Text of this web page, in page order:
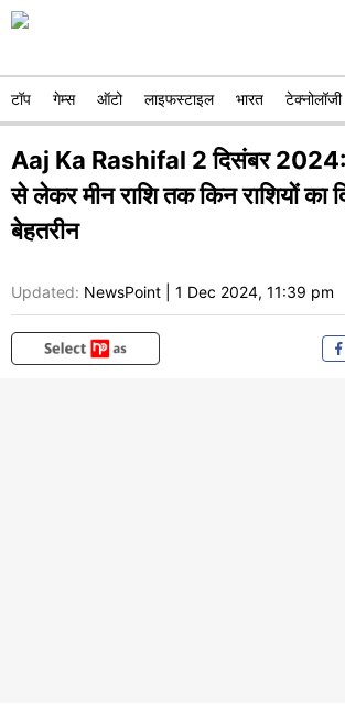
टॉप गेम्स ऑटो लाइफस्टाइल भारत टेक्नोलॉजी
Aaj Ka Rashifal 2 दिसंबर 2024:
से लेकर मीन राशि तक किन राशियों का
बेहतरीन
Updated: NewsPoint 1 Dec 2024, 11:39 pm